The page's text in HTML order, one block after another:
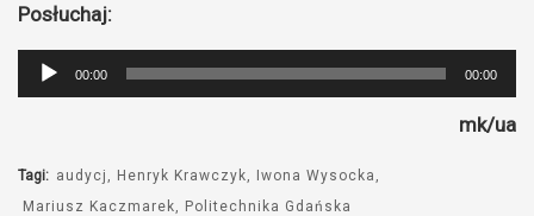
Posłuchaj:
Odtwarzacz
plików
00:00 00:00
mk/ua
Tagi: audycj Henryk Krawczyk
Iwona Wysocka
Mariusz Kaczmarek
Politechnika Gdańska